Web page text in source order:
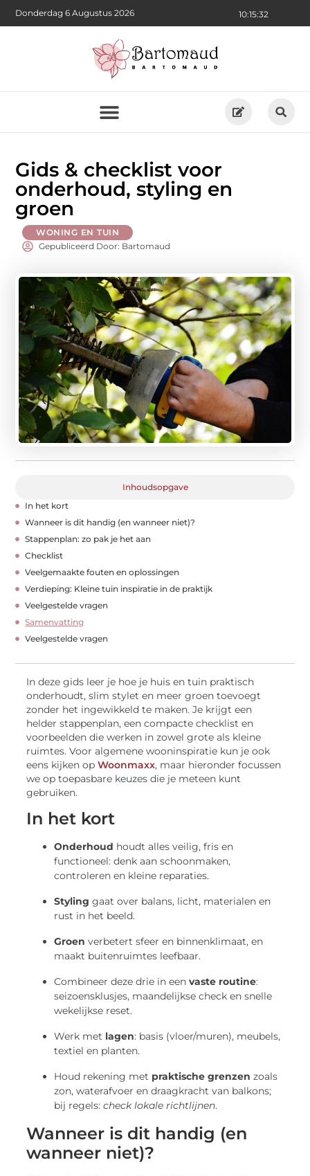
10:15:33
Donderdag 6 Augustus 2026
Gids & checklist voor
onderhoud, styling en
groen
WONING EN TUIN
Gepubliceerd Door: Bartomaud
Inhoudsopgave
In het kort
Wanneer is dit handig (en wanneer niet)?
Stappenplan: zo pak je het aan
Checklist
Veelgemaakte fouten en oplossingen
Verdieping: Kleine tuin inspiratie in de praktijk
Veelgestelde vragen
Samenvatting
Veelgestelde vragen
In deze gids leer je hoe je huis en tuin praktisch
onderhoudt, slim stylet en meer groen toevoegt
zonder het ingewikkeld te maken. Je krijgt een
helder stappenplan, een compacte checklist en
voorbeelden die werken in zowel grote als kleine
ruimtes. Voor algemene wooninspiratie kun je ook
eens kijken opWoonmaxx, maar hieronder focussen
we op toepasbare keuzes die je meteen kunt
gebruiken.
In het kort
Onderhoud houdt alles veilig, fris en
functioneel: denk aan schoonmaken,
controleren en kleine reparaties.
Styling gaat over balans, licht, materialen en
rust in het beeld.
Groen verbetert sfeer en binnenklimaat, en
maakt buitenruimtes leefbaar.
Combineer deze drie in eenvaste routine:
seizoensklusjes, maandelijkse check en snelle
wekelijkse reset.
Werk met lagen: basis (vloer/muren), meubels,
textiel en planten.
Houd rekening met praktische grenzen zoals
zon, waterafvoer en draagkracht van balkons;
bij regels:check lokale richtlijnen.
Wanneer is dit handig (en
wanneer niet)?